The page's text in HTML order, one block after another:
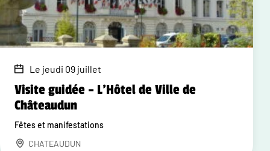
Le jeudi 09 juillet
Visite guidée – L'Hôtel de Ville de
Châteaudun
Fêtes et manifestations
CHATEAUDUN